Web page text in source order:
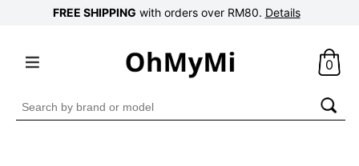
FREE SHIPPING with orders over RM80. Details
0
Search
for: